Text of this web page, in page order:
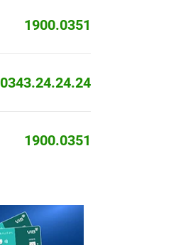
1900.0351
0343.24.24.24
1900.0351